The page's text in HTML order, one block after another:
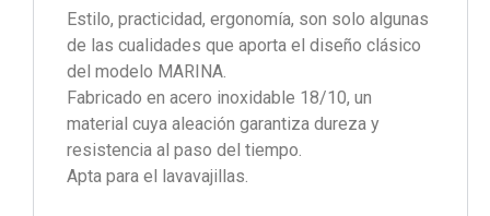
Estilo, practicidad, ergonomía, son solo algunas
de las cualidades que aporta el diseño clásico
del modelo MARINA.
Fabricado en acero inoxidable 18/10, un
material cuya aleación garantiza dureza y
resistencia al paso del tiempo.
Apta para el lavavajillas.